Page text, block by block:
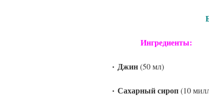
Ингредиенты:
٠ Джин(50 мл)
٠ Сахарный сироп(10